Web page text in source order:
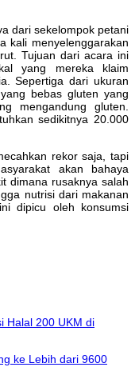
dari sekelompok petani
kali menyelenggarakan
Tujuan dari acara ini
yang mereka klaim
Sepertiga dari ukuran
bebas gluten yang
mengandung gluten.
sedikitnya 20.000
rekor saja, tapi
akan bahaya
dimana rusaknya salah
nutrisi dari makanan
dipicu oleh konsumsi
Halal 200 UKM di
ke Lebih dari 9600